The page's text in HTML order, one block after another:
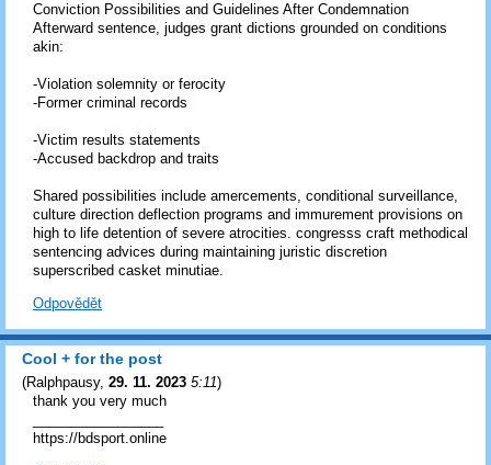
Conviction Possibilities and Guidelines After Condemnation
Afterward sentence, judges grant dictions grounded on conditions
akin:
-Violation solemnity or ferocity
-Former criminal records
-Victim results statements
-Accused backdrop and traits
Shared possibilities include amercements, conditional surveillance,
culture direction deflection programs and immurement provisions on
high to life detention of severe atrocities. congresss craft methodical
sentencing advices during maintaining juristic discretion
superscribed casket minutiae.
Odpovědět
Cool + for the post
(Ralphpausy, 29. 11. 2023 5:11)
thank you very much
https://bdsport.online